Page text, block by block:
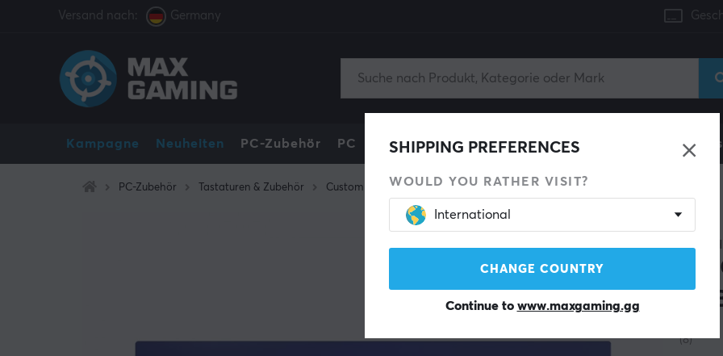
Versand nach: Germany
Kampagne Neuheiten PC-Zubehör PC Konsole Gaming-Stühle Handyzubehör
SHIPPING PREFERENCES
WOULD YOU RATHER VISIT?
International
CHANGE COUNTRY
Continue to www.maxgaming.gg
PC-Zubehör Tastaturen & Zubehör Custom keyboard Barebone
(8)